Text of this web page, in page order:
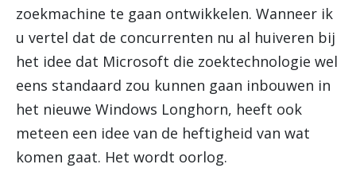
zoekmachine te gaan ontwikkelen. Wanneer ik
u vertel dat de concurrenten nu al huiveren bij
het idee dat Microsoft die zoektechnologie wel
eens standaard zou kunnen gaan inbouwen in
het nieuwe Windows Longhorn, heeft ook
meteen een idee van de heftigheid van wat
komen gaat. Het wordt oorlog.